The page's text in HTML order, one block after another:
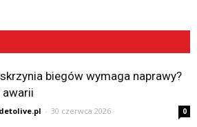
biegów wymaga naprawy?
- 30 czerwca 2026 0